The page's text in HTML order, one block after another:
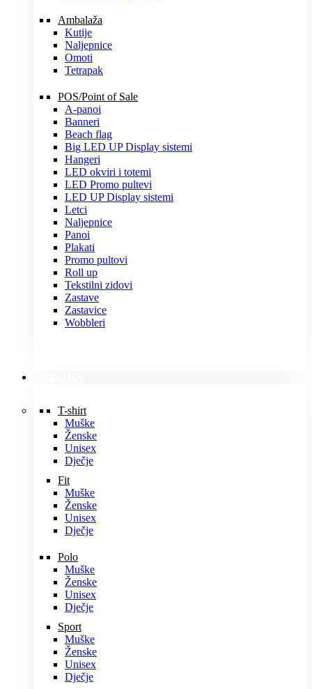
Ambalaža
Kutije
Naljepnice
Omoti
Tetrapak
POS/Point of Sale
A-panoi
Banneri
Beach flag
Big LED UP Display sistemi
Hangeri
LED okviri i totemi
LED Promo pultevi
LED UP Display sistemi
Letci
Naljepnice
Panoi
Plakati
Promo pultovi
Roll up
Tekstilni zidovi
Zastave
Zastavice
Wobbleri
T-shirt
Muške
Ženske
Unisex
Dječje
Fit
Muške
Ženske
Unisex
Dječje
Polo
Muške
Ženske
Unisex
Dječje
Sport
Muške
Ženske
Unisex
Dječje